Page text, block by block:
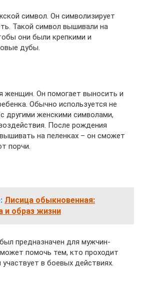
символ. Он символизирует
Такой символ вышивали на
они были крепкими и
дубы.
женщин. Он помогает выносить и
Обычно используется не
другими женскими символами,
После рождения
на пеленках – он сможет
порчи.
Лисица обыкновенная:
и образ жизни
предназначен для мужчин-
помочь тем, кто проходит
в боевых действиях.